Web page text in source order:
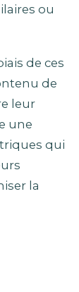
ou
de ces
de
leur
une
qui
la